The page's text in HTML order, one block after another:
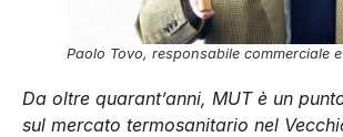
Paolo Tovo, responsabile commerciale
Da oltre quarant’anni, MUT è un
sul mercato termosanitario nel